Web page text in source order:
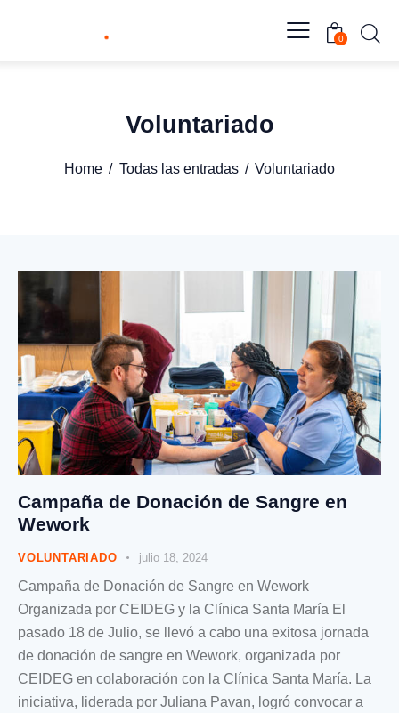
0
Voluntariado
Home Todas las entradas Voluntariado
Campaña de Donación de Sangre en
Wework
VOLUNTARIADO julio 18, 2024
Campaña de Donación de Sangre en Wework
Organizada por CEIDEG y la Clínica Santa María El
pasado 18 de Julio, se llevó a cabo una exitosa jornada
de donación de sangre en Wework, organizada por
CEIDEG en colaboración con la Clínica Santa María. La
iniciativa, liderada por Juliana Pavan, logró convocar a